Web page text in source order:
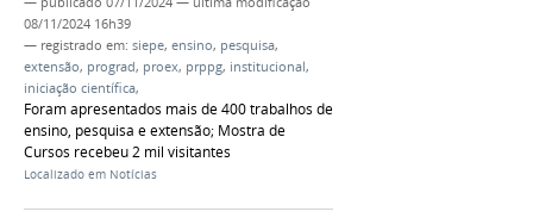
08/11/2024 16h39
— registrado em: siepe, ensino, pesquisa,
extensão, prograd, proex, prppg, institucional,
iniciação científica,
Foram apresentados mais de 400 trabalhos de
ensino, pesquisa e extensão; Mostra de
Cursos recebeu 2 mil visitantes
Localizado em Notícias